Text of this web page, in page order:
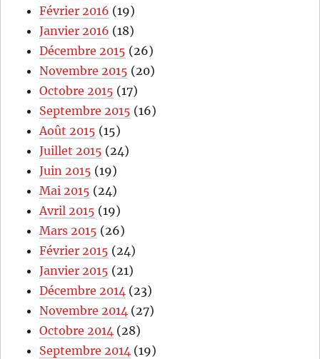
Février 2016 (19)
Janvier 2016 (18)
Décembre 2015 (26)
Novembre 2015 (20)
Octobre 2015 (17)
Septembre 2015 (16)
Août 2015 (15)
Juillet 2015 (24)
Juin 2015 (19)
Mai 2015 (24)
Avril 2015 (19)
Mars 2015 (26)
Février 2015 (24)
Janvier 2015 (21)
Décembre 2014 (23)
Novembre 2014 (27)
Octobre 2014 (28)
Septembre 2014 (19)